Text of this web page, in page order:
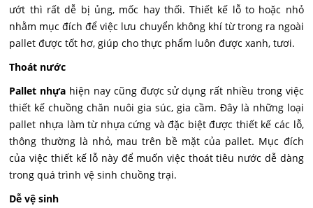
ướt thì rất dễ bị ủng, mốc hay thối. Thiết kế lỗ to hoặc nhỏ
nhằm mục đích để việc lưu chuyển không khí từ trong ra ngoài
pallet được tốt hơ, giúp cho thực phẩm luôn được xanh, tươi.
Thoát nước
Pallet nhựa hiện nay cũng được sử dụng rất nhiều trong việc
thiết kế chuồng chăn nuôi gia súc, gia cầm. Đây là những loại
pallet nhựa làm từ nhựa cứng và đặc biệt được thiết kế các lỗ,
thông thường là nhỏ, mau trên bề mặt của pallet. Mục đích
của việc thiết kế lỗ này để muốn việc thoát tiêu nước dễ dàng
trong quá trình vệ sinh chuồng trại.
Dễ vệ sinh